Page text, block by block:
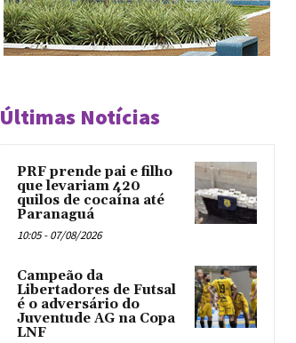
Últimas Notícias
PRF prende pai e filho
que levariam 420
quilos de cocaína até
Paranaguá
10:05 - 07/08/2026
Campeão da
Libertadores de Futsal
é o adversário do
Juventude AG na Copa
LNF